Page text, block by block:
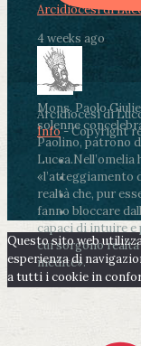
Arcidiocesi di
4 weeks ago
Mons. Paolo
solenne
Paolino, patrono
Lucca.
«l’atteggiamento
realtà che, pur
fanno bloccare
capaci di intuire
cui sorgono
inedite».
Arcidiocesi di
Info- Copyright
Questo sito web
esperienza di
a tutti i cookie in